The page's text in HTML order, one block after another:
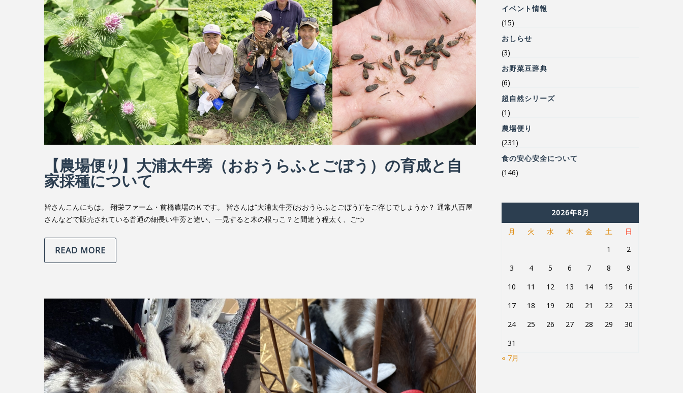
【農場便り】大浦太牛蒡（おおうらふとごぼう）の育成と自
家採種について
皆さんこんにちは。 翔栄ファーム・前橋農場のＫです。 皆さんは“大浦太牛蒡(おおうらふとごぼう)”をご存じでしょうか？ 通常八百屋
さんなどで販売されている普通の細長い牛蒡と違い、一見すると木の根っこ？と間違う程太く、ごつ
READ MORE
イベント情報
(15)
おしらせ
(3)
お野菜豆辞典
(6)
超自然シリーズ
(1)
農場便り
(231)
食の安心安全について
(146)
2026年8月
月
火 水 木 金 土
日
1
2
3
4 5 6 7 8
9
10
11 12 13 14 15
16
17
18 19 20 21 22
23
24
25 26 27 28 29
30
31
« 7月